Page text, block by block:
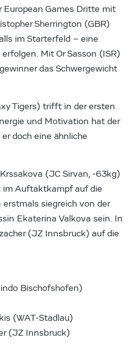
European Games Dritte mit
Sherrington (GBR)
im Starterfeld – eine
Mit Or Sasson (ISR)
das Schwergewicht
Tigers) trifft in der ersten
und Motivation hat der
doch eine ähnliche
(JC Sirvan, -63kg)
im Auftaktkampf auf die
siegreich von der
Ekaterina Valkova sein. In
(JZ Innsbruck) auf die
Bischofshofen)
(WAT-Stadlau)
(JZ Innsbruck)